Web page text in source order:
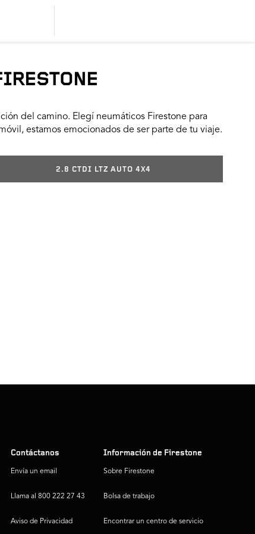
del camino. Elegí neumáticos Firestone para
estamos emocionados de ser parte de tu viaje.
2.8 CTDI LTZ AUTO 4X4
Contáctanos
Envía un email
Llama al 800 222 27 43
Aviso de Privacidad
Información de Firestone
Sobre Firestone
Bolsa de trabajo
Encontrar un centro de servicio